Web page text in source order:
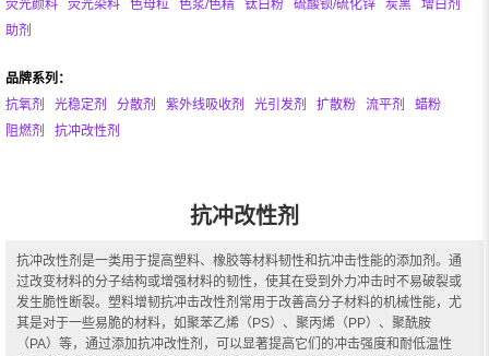
荧光颜料
荧光染料 色母粒 色浆/色精 钛白粉 硫酸钡/硫化锌 炭黑
增白剂
助剂
品牌系列：
抗氧剂
光稳定剂 分散剂 紫外线吸收剂 光引发剂 扩散粉 流平剂
蜡粉
阻燃剂
抗冲改性剂
抗冲改性剂
抗冲改性剂是一类用于提高塑料、橡胶等材料韧性和抗冲击性能的添加剂。通
过改变材料的分子结构或增强材料的韧性，使其在受到外力冲击时不易破裂或
发生脆性断裂。塑料增韧抗冲击改性剂常用于改善高分子材料的机械性能，尤
其是对于一些易脆的材料，如聚苯乙烯（PS）、聚丙烯（PP）、聚酰胺
（PA）等，通过添加抗冲改性剂，可以显著提高它们的冲击强度和耐低温性